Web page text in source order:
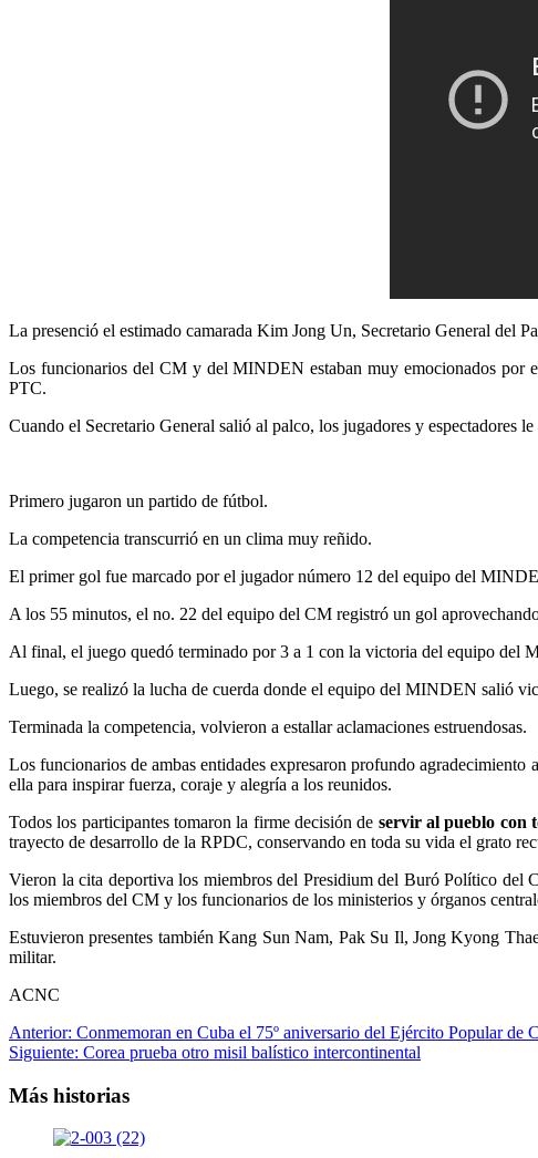
La presenció el estimado camarada Kim Jong Un, Secretario General del
Los funcionarios del CM y del MINDEN estaban muy emocionados por
PTC.
Cuando el Secretario General salió al palco, los jugadores y espectadores
Primero jugaron un partido de fútbol.
La competencia transcurrió en un clima muy reñido.
El primer gol fue marcado por el jugador número 12 del equipo del
A los 55 minutos, el no. 22 del equipo del CM registró un gol
Al final, el juego quedó terminado por 3 a 1 con la victoria del equipo del
Luego, se realizó la lucha de cuerda donde el equipo del MINDEN salió
Terminada la competencia, volvieron a estallar aclamaciones estruendosas.
Los funcionarios de ambas entidades expresaron profundo
ella para inspirar fuerza, coraje y alegría a los reunidos.
Todos los participantes tomaron la firme decisión de servir al pueblo con
trayecto de desarrollo de la RPDC, conservando en toda su vida el grato
Vieron la cita deportiva los miembros del Presidium del Buró Político
los miembros del CM y los funcionarios de los ministerios y órganos
Estuvieron presentes también Kang Sun Nam, Pak Su Il, Jong Kyong
militar.
ACNC
Navegación
de
entradas
Anterior: Conmemoran en Cuba el 75º aniversario del Ejército Popular de
Siguiente: Corea prueba otro misil balístico intercontinental
Más historias